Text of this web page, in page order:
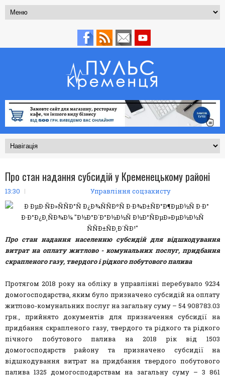
Про стан надання субсидій у Кременецькому районі
13:30 Управління соцзахисту
Про стан надання населенню субсидій для відшкодування
витрат на оплату житлово - комунальних послуг, придбання
скрапленого газу, твердого і рідкого побутового палива
Протягом 2018 року на обліку в управлінні перебувало 9234
домогосподарства, яким було призначено субсидій на оплату
житлово-комунальних послуг на загальну суму – 54 908783.03
грн., прийнято документів для призначення субсидії на
придбання скрапленого газу, твердого та рідкого та рідкого
пічного побутового палива на 2018 рік від 1503
домогосподарств району та призначено субсидії на
відшкодування витрат на придбання твердого побутового
палива 1325 домогосподарствам на загальну суму – 3 861